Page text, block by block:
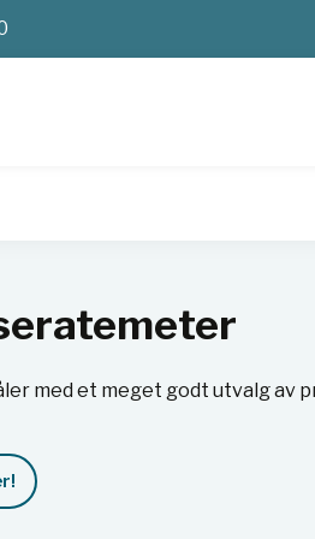
med et meget godt utvalg av